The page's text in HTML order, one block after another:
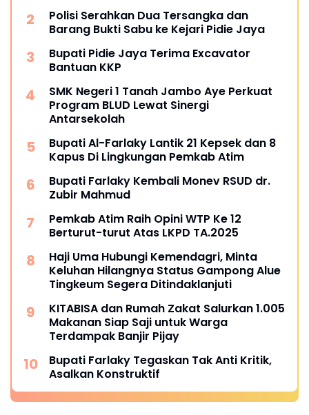
Polisi Serahkan Dua Tersangka dan
Barang Bukti Sabu ke Kejari Pidie Jaya
Bupati Pidie Jaya Terima Excavator
Bantuan KKP
SMK Negeri 1 Tanah Jambo Aye Perkuat
Program BLUD Lewat Sinergi
Antarsekolah
Bupati Al-Farlaky Lantik 21 Kepsek dan 8
Kapus Di Lingkungan Pemkab Atim
Bupati Farlaky Kembali Monev RSUD dr.
Zubir Mahmud
Pemkab Atim Raih Opini WTP Ke 12
Berturut-turut Atas LKPD TA.2025
Haji Uma Hubungi Kemendagri, Minta
Keluhan Hilangnya Status Gampong Alue
Tingkeum Segera Ditindaklanjuti
KITABISA dan Rumah Zakat Salurkan 1.005
Makanan Siap Saji untuk Warga
Terdampak Banjir Pijay
Bupati Farlaky Tegaskan Tak Anti Kritik,
Asalkan Konstruktif